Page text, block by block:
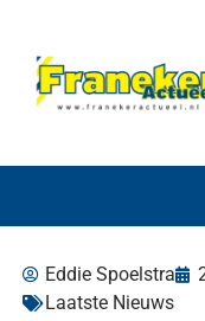
Eddie Spoelstra
Laatste Nieuws